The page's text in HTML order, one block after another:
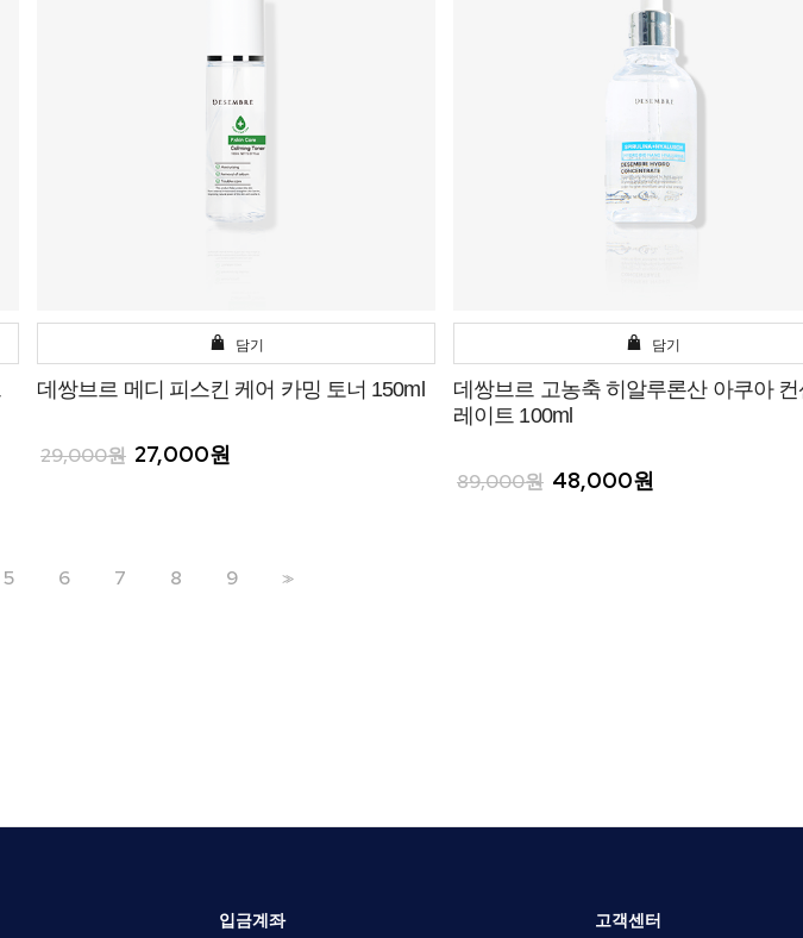
담기
데쌍브르 메디 피스킨 케어 카밍 토너 150ml
29,000원 27,000원
담기
데쌍브르 고농축 히알루론산 아쿠아
레이트 100ml
89,000원 48,000원
5 6 7 8 9 >>
입금계좌 고객센터